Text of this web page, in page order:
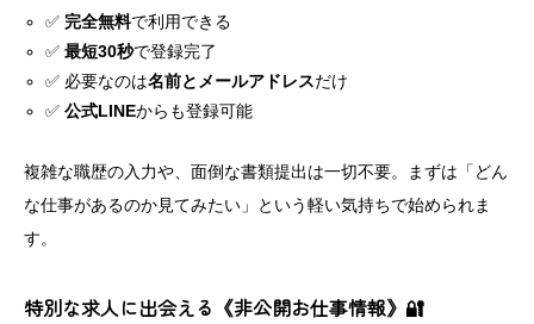
✅ 完全無料で利用できる
✅最短30秒で登録完了
✅ 必要なのは名前とメールアドレスだけ
✅公式LINEからも登録可能
複雑な職歴の入力や、面倒な書類提出は一切不要。まずは「どん
な仕事があるのか見てみたい」という軽い気持ちで始められま
す。
特別な求人に出会える《非公開お仕事情報》🔐